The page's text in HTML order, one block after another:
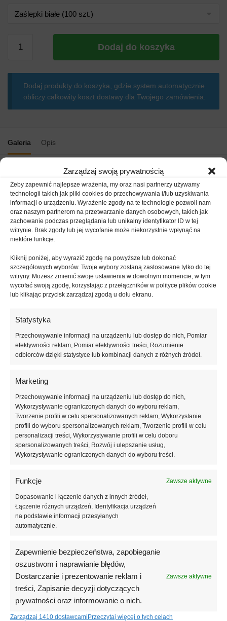
Zarządzaj swoją prywatnością
Żeby zapewnić najlepsze wrażenia, my oraz nasi partnerzy używamy
technologii takich jak pliki cookies do przechowywania i/lub uzyskiwania
informacji o urządzeniu. Wyrażenie zgody na te technologie pozwoli nam
oraz naszym partnerom na przetwarzanie danych osobowych, takich jak
zachowanie podczas przeglądania lub unikalny identyfikator ID w tej
witrynie. Brak zgody lub jej wycofanie może niekorzystnie wpłynąć na
niektóre funkcje.
Kliknij poniżej, aby wyrazić zgodę na powyższe lub dokonać
szczegółowych wyborów. Twoje wybory zostaną zastosowane tylko do tej
witryny. Możesz zmienić swoje ustawienia w dowolnym momencie, w tym
wycofać swoją zgodę, korzystając z przełączników w polityce plików cookie
lub klikając przycisk zarządzaj zgodą u dołu ekranu.
Statystyka
Przechowywanie informacji na urządzeniu lub dostęp do nich, Pomiar
efektywności reklam, Pomiar efektywności treści, Rozumienie
odbiorców dzięki statystyce lub kombinacji danych z różnych źródeł.
Marketing
Przechowywanie informacji na urządzeniu lub dostęp do nich,
Wykorzystywanie ograniczonych danych do wyboru reklam,
Tworzenie profili w celu spersonalizowanych reklam, Wykorzystanie
profili do wyboru spersonalizowanych reklam, Tworzenie profili w celu
personalizacji treści, Wykorzystywanie profili w celu doboru
spersonalizowanych treści, Rozwój i ulepszanie usług,
Wykorzystywanie ograniczonych danych do wyboru treści.
Funkcje Zawsze aktywne
Dopasowanie i łączenie danych z innych źródeł,
Łączenie różnych urządzeń, Identyfikacja urządzeń
na podstawie informacji przesyłanych
automatycznie.
Zapewnienie bezpieczeństwa, zapobieganie
oszustwom i naprawianie błędów,
Dostarczanie i prezentowanie reklam i
treści, Zapisanie decyzji dotyczących
prywatności oraz informowanie o nich.
Zawsze aktywne
Zarządzaj 1410 dostawcami Przeczytaj więcej o tych celach
Zaślepki
67
Dodaj do koszyka
Dodaj produkty do koszyka, gdzie system automatycznie
obliczy całkowity koszt dostawy dla Twojego zamówienia.
Galeria Opis
Zaślepki styropianowe służą do wypełniania zagłębień
montażowych po frezie ZP-FS i zapobieganiu przenikania ciepła
w miejscu stosowania łączników tworzywowych.
Zaślepki styropianowe–cechy i
korzyści stosowania
Zaślepki redukują mostki termiczne powstałe w miejscu
stosowania łączników izolacyjnych.
Pozwalają na zastosowaniekołkówkrótszych o 20mm przy tej
samej grubości warstwy izolacyjnej.
na elewacji.
Wycięte i poukładane w kartonie zatyczki styropianowe
przyśpieszają i ułatwiają montaż.
Wywierć otwór o odpowiedniej średnicy i głębokości,
prostopadle do powierzchni podłoża. Wyczyść otwór.
Wyfrezuj wgłębienie do zagłębionego montażu za pomocą
Frezu FIX-ZP-FS.
Umieść łącznik w wywierconym otworze. Talerzyk musi być na
równi z wyfrezowaną powierzchnią styropianu.
Umieść zatyczkę styropianową.
Montaż łącznika zakończony sukcesem.
Współczynnik przenikania ciepła
styropian grafitowy – 0,031 W/mK
Pliki do pobrania: